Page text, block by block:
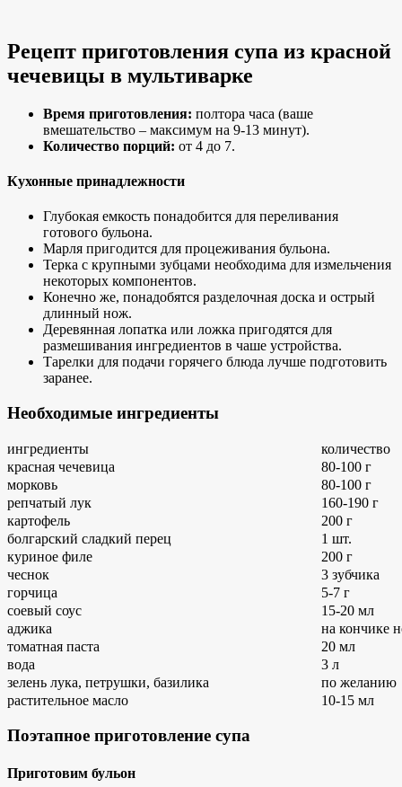
Рецепт приготовления супа из красной
чечевицы в мультиварке
Время приготовления: полтора часа (ваше
вмешательство – максимум на 9-13 минут).
Количество порций: от 4 до 7.
Кухонные принадлежности
Глубокая емкость понадобится для переливания
готового бульона.
Марля пригодится для процеживания бульона.
Терка с крупными зубцами необходима для измельчения
некоторых компонентов.
Конечно же, понадобятся разделочная доска и острый
длинный нож.
Деревянная лопатка или ложка пригодятся для
размешивания ингредиентов в чаше устройства.
Тарелки для подачи горячего блюда лучше подготовить
заранее.
Необходимые ингредиенты
ингредиенты
количество
красная чечевица
80-100 г
морковь
80-100 г
репчатый лук
160-190 г
картофель
200 г
болгарский сладкий перец
1 шт.
куриное филе
200 г
чеснок
3 зубчика
горчица
5-7 г
соевый соус
15-20 мл
аджика
на кончике
томатная паста
20 мл
вода
3 л
зелень лука, петрушки, базилика
по желанию
растительное масло
10-15 мл
Поэтапное приготовление супа
Приготовим бульон